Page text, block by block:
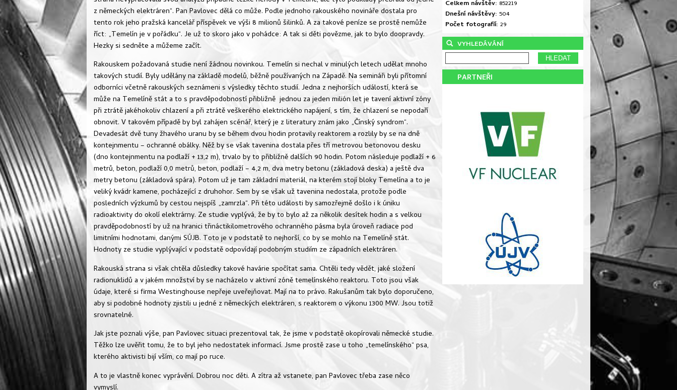
z německých elektráren“. Pan Pavlovec dělá co může. Podle jednoho rakouského novináře dostala pro
tento rok jeho pražská kancelář příspěvek ve výši 8 milionů šilinků. A za takové peníze se prostě nemůže
říct: „Temelín je v pořádku“. Je už to skoro jako v pohádce: A tak si děti povězme, jak to bylo doopravdy.
Hezky si sedněte a můžeme začít.
Rakouskem požadovaná studie není žádnou novinkou. Temelín si nechal v minulých letech udělat mnoho
takových studií. Byly udělány na základě modelů, běžně používaných na Západě. Na semináři byli přítomní
odborníci včetně rakouských seznámeni s výsledky těchto studií. Jedna z nejhorších událostí, která se
může na Temelíně stát a to s pravděpodobností přibližně jednou za jeden milión let je tavení aktivní zóny
při ztrátě jakéhokoliv chlazení a při ztrátě veškerého elektrického napájení, s tím, že chlazení se nepodaří
obnovit. V takovém případě by byl zahájen scénář, který je z literatury znám jako „Čínský syndrom“.
Devadesát dvě tuny žhavého uranu by se během dvou hodin protavily reaktorem a rozlily by se na dně
kontejnmentu – ochranné obálky. Něž by se však tavenina dostala přes tří metrovou betonovou desku
(dno kontejnmentu na podlaží + 13,2 m), trvalo by to přibližně dalších 90 hodin. Potom následuje podlaží + 6
metrů, beton, podlaží 0,0 metrů, beton, podlaží – 4,2 m, dva metry betonu (základová deska) a ještě dva
metry betonu (základová spára). Potom už je tam základní materiál, na kterém stojí bloky Temelína a to je
veliký kvádr kamene, pocházející z druhohor. Sem by se však už tavenina nedostala, protože podle
posledních výzkumů by cestou nejspíš „zamrzla“. Při této události by samozřejmě došlo i k úniku
radioaktivity do okolí elektrárny. Ze studie vyplývá, že by to bylo až za několik desítek hodin a s velkou
pravděpodobností by už na hranici třináctikilometrového ochranného pásma byla úroveň radiace pod
limitními hodnotami, danými SÚJB. Toto je v podstatě to nejhorší, co by se mohlo na Temelíně stát.
Hodnoty ze studie vyplývající v podstatě odpovídají podobným studiím ze západních elektráren.
Rakouská strana si však chtěla důsledky takové havárie spočítat sama. Chtěli tedy vědět, jaké složení
radionuklidů a v jakém množství by se nacházelo v aktivní zóně temelínského reaktoru. Toto jsou však
údaje, které si firma Westinghouse nepřeje uveřejňovat. Mají na to právo. Rakušanům tak bylo doporučeno,
aby si podobné hodnoty zjistili u jedné z německých elektráren, s reaktorem o výkonu 1300 MW. Jsou totiž
srovnatelné.
Jak jste poznali výše, pan Pavlovec situaci prezentoval tak, že jsme v podstatě okopírovali německé studie.
Těžko lze uvěřit tomu, že to byl jeho nedostatek informací. Jsme prostě zase u toho „temelínského“ psa,
kterého aktivisti bijí vším, co mají po ruce.
A to je vlastně konec vyprávění. Dobrou noc děti. A zítra až vstanete, pan Pavlovec třeba zase něco
Celkem návštěv: 852219
Dnešní návštěvy: 504
Počet fotografií: 29
VYHLEDÁVÁNÍ
PARTNEŘI